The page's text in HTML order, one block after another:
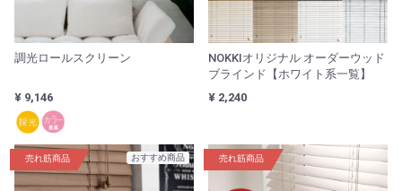
調光ロールスクリーン
¥ 9,146
NOKKIオリジナル オーダーウッド
ブラインド【ホワイト系一覧】
¥ 2,240
おすすめ商品
売れ筋商品 売れ筋商品